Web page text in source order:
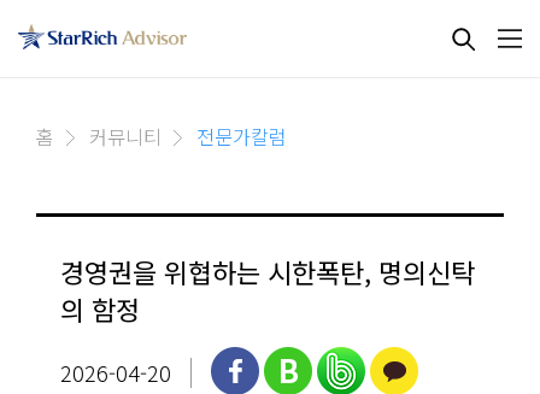
홈 커뮤니티 전문가칼럼
경영권을 위협하는 시한폭탄, 명의신탁
의 함정
2026-04-20